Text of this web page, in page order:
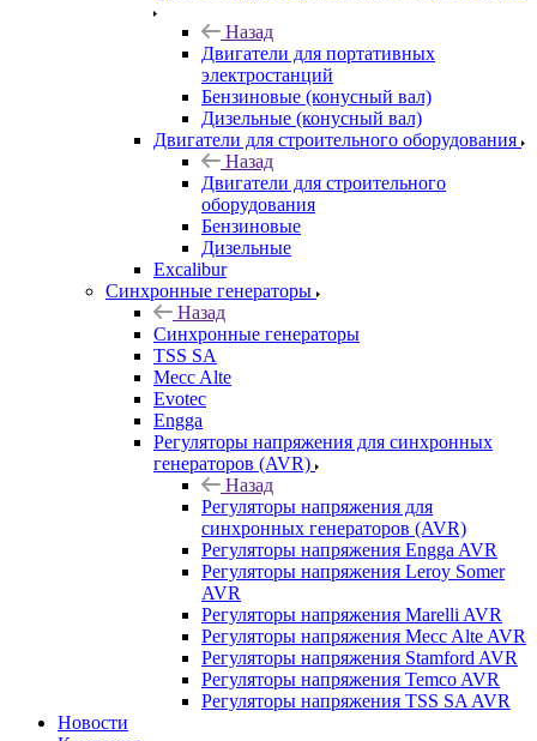
Назад
Двигатели для портативных
электростанций
Бензиновые (конусный вал)
Дизельные (конусный вал)
Двигатели для строительного оборудования
Назад
Двигатели для строительного
оборудования
Бензиновые
Дизельные
Excalibur
Синхронные генераторы
Назад
Синхронные генераторы
TSS SA
Mecc Alte
Evotec
Engga
Регуляторы напряжения для синхронных
генераторов (AVR)
Назад
Регуляторы напряжения для
синхронных генераторов (AVR)
Регуляторы напряжения Engga AVR
Регуляторы напряжения Leroy Somer
AVR
Регуляторы напряжения Marelli AVR
Регуляторы напряжения Mecc Alte AVR
Регуляторы напряжения Stamford AVR
Регуляторы напряжения Temco AVR
Регуляторы напряжения TSS SA AVR
Новости